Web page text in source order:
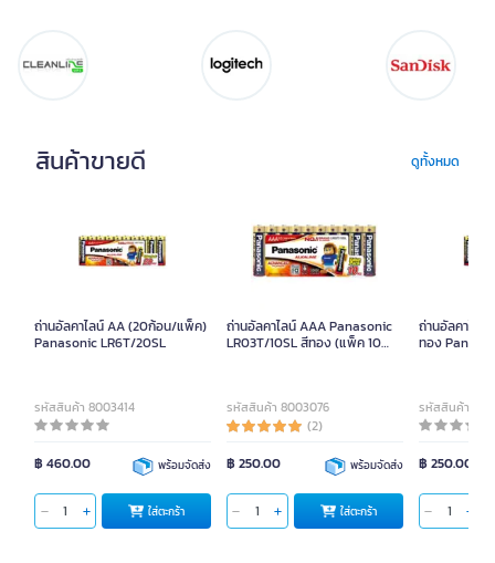
สินค้าขายดี ดูทั้งหมด
ถ่านอัลคาไลน์ AA (20ก้อน/แพ็ค)
Panasonic LR6T/20SL
รหัสสินค้า 8003414
฿ 460.00 พร้อมจัดส่ง
ใส่ตะกร้า
ถ่านอัลคาไลน์ AAA Panasonic
LR03T/10SL สีทอง (แพ็ค 10
รหัสสินค้า 8003076
(2)
฿ 250.00
พร้อมจัดส่ง
ใส่ตะกร้า
ถ่านอัลคาไล
ทอง
รหัสสินค้า
฿ 250.00